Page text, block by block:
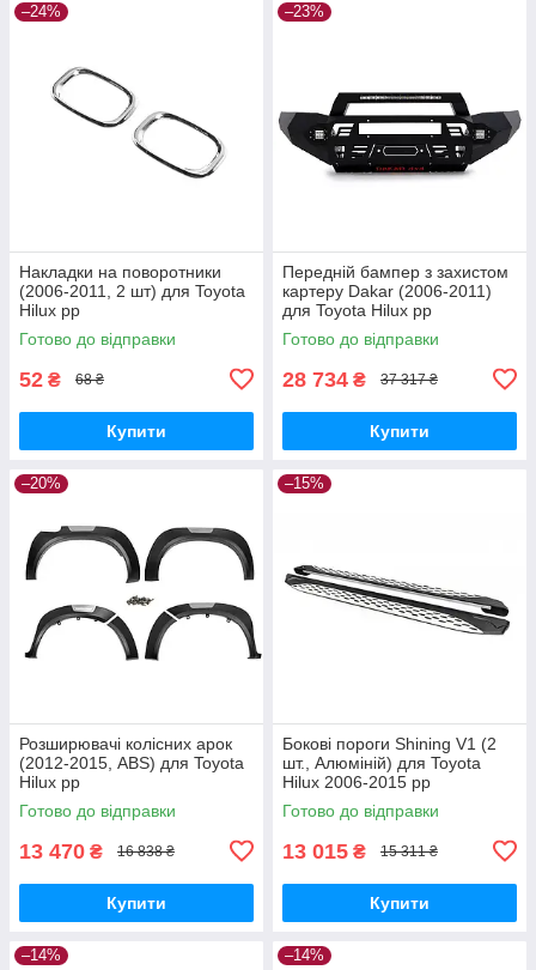
–24%
Накладки на поворотники
(2006-2011, 2 шт) для Toyota
Hilux рр
Готово до відправки
52 ₴ 68 ₴
Купити
–23%
Передній бампер з захистом
картеру Dakar (2006-2011)
для Toyota Hilux рр
Готово до відправки
28 734 ₴ 37 317 ₴
Купити
–20%
Розширювачі колісних арок
(2012-2015, ABS) для Toyota
Hilux рр
Готово до відправки
13 470 ₴ 16 838 ₴
Купити
–15%
Бокові пороги Shining V1 (2
шт., Алюміній) для Toyota
Hilux 2006-2015 рр
Готово до відправки
13 015 ₴ 15 311 ₴
Купити
–14% –14%